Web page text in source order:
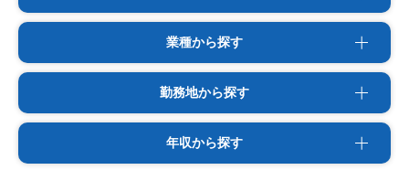
業種から探す
勤務地から探す
年収から探す